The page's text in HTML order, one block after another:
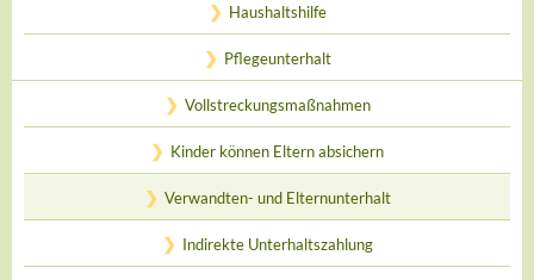
Haushaltshilfe
Pflegeunterhalt
Vollstreckungsmaßnahmen
Kinder können Eltern absichern
Verwandten- und Elternunterhalt
Indirekte Unterhaltszahlung